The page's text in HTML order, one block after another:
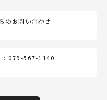
のお問い合わせ
: 079-567-1140